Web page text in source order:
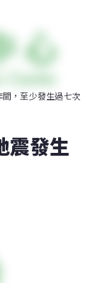
，至少發生過七次
震發生